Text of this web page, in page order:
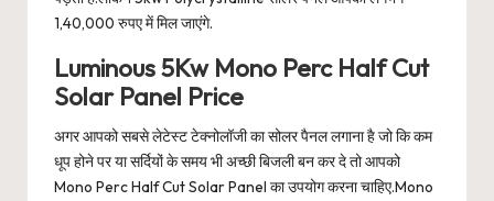
1,40,000 रुपए में मिल जाएंगे.
Luminous 5Kw Mono Perc Half Cut
Solar Panel Price
अगर आपको सबसे लेटेस्ट टेक्नोलॉजी का सोलर पैनल लगाना है जो कि कम
धूप होने पर या सर्दियों के समय भी अच्छी बिजली बन कर दे तो आपको
Mono Perc Half Cut Solar Panel का उपयोग करना चाहिए.Mono